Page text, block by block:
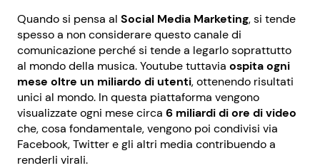
Quando si pensa al Social Media Marketing, si tende
spesso a non considerare questo canale di
comunicazione perché si tende a legarlo soprattutto
al mondo della musica. Youtube tuttavia ospita ogni
mese oltre un miliardo di utenti, ottenendo risultati
unici al mondo. In questa piattaforma vengono
visualizzate ogni mese circa 6 miliardi di ore di video
che, cosa fondamentale, vengono poi condivisi via
Facebook, Twitter e gli altri media contribuendo a
renderli virali.